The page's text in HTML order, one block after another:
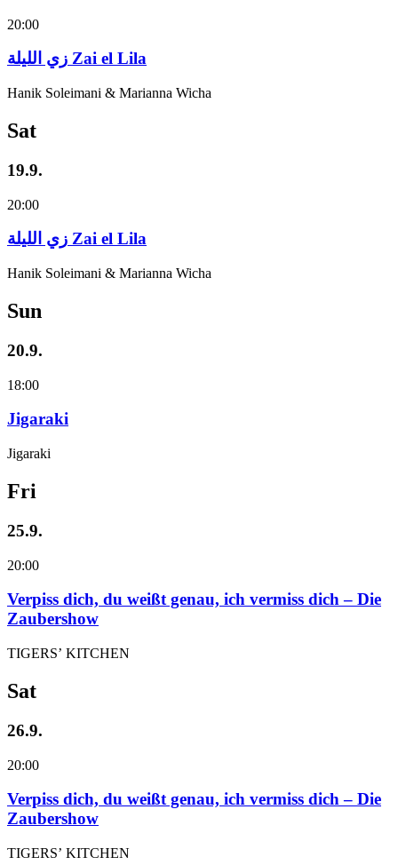
20:00
زي‌ اللیلة Zai el Lila
Hanik Soleimani & Marianna Wicha
Sat
19.9.
20:00
زي‌ اللیلة Zai el Lila
Hanik Soleimani & Marianna Wicha
Sun
20.9.
18:00
Jigaraki
Jigaraki
Fri
25.9.
20:00
Verpiss dich, du weißt genau, ich vermiss dich – Die
Zaubershow
TIGERS’ KITCHEN
Sat
26.9.
20:00
Verpiss dich, du weißt genau, ich vermiss dich – Die
Zaubershow
TIGERS’ KITCHEN